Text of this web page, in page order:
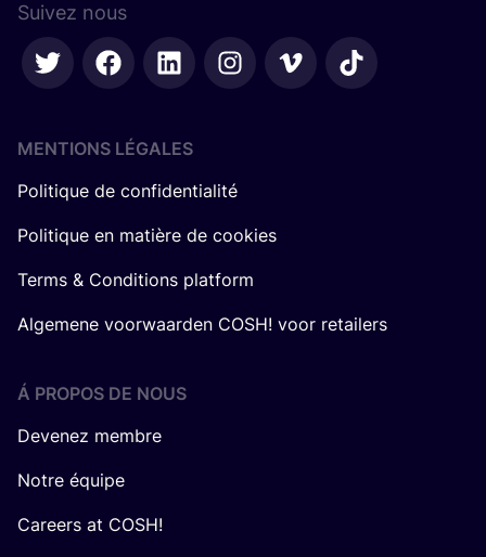
Suivez nous
MENTIONS LÉGALES
Politique de confidentialité
Politique en matière de cookies
Terms & Conditions platform
Algemene voorwaarden COSH! voor retailers
Á PROPOS DE NOUS
Devenez membre
Notre équipe
Careers at COSH!